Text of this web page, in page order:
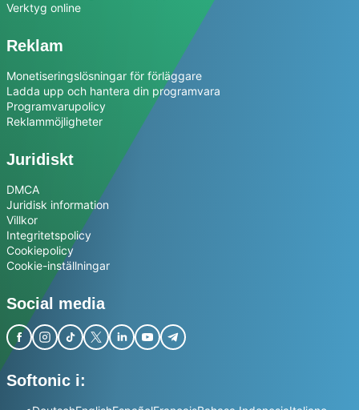
Verktyg online
Reklam
Monetiseringslösningar för förläggare
Ladda upp och hantera din programvara
Programvarupolicy
Reklammöjligheter
Juridiskt
DMCA
Juridisk information
Villkor
Integritetspolicy
Cookiepolicy
Cookie-inställningar
Social media
Softonic i: